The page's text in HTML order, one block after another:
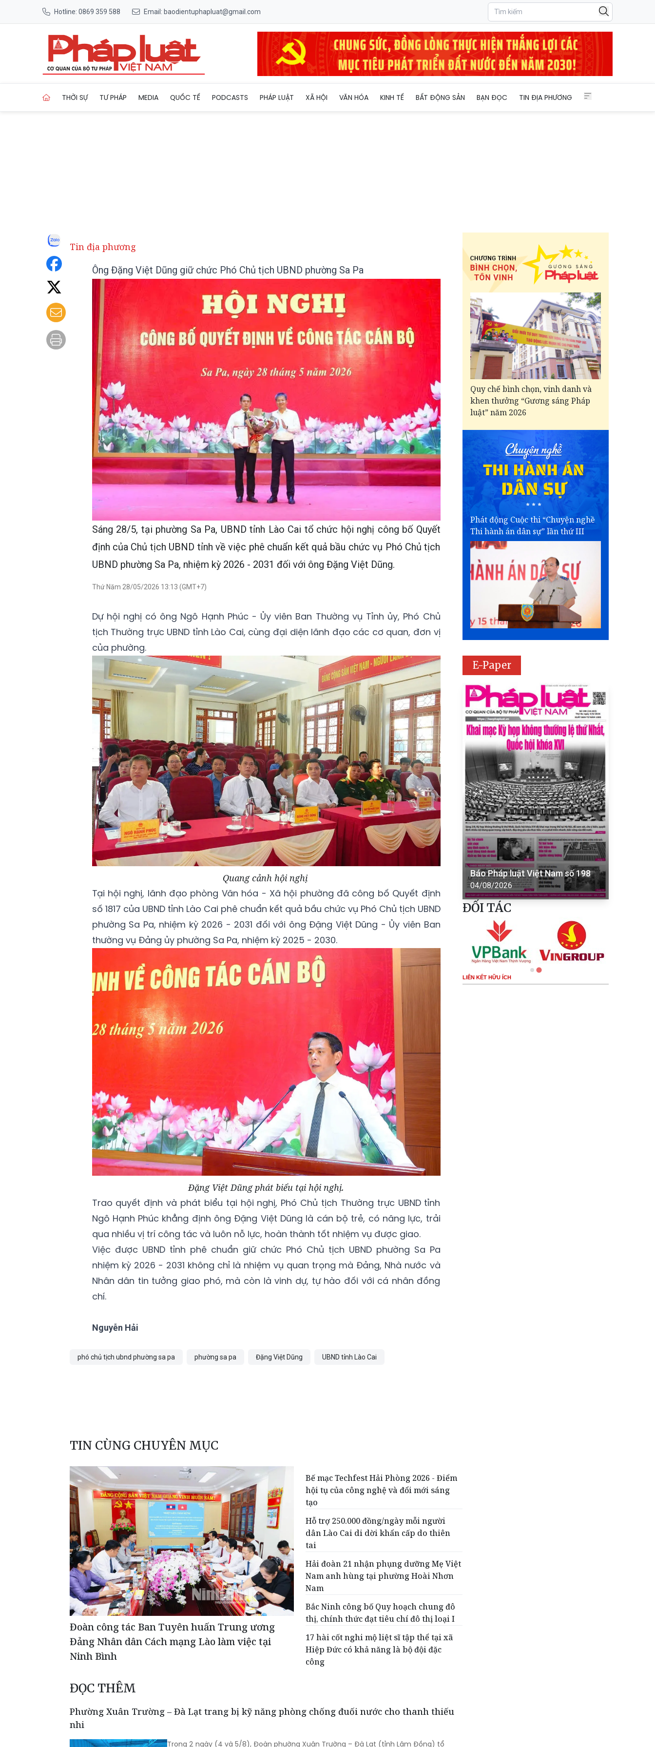
Hotline: 0869 359 588 Email: baodientuphapluat@gmail.com
THỜI SỰ TƯ PHÁP MEDIA QUỐC TẾ PODCASTS PHÁP LUẬT XÃ HỘI VĂN HÓA KINH TẾ BẤT ĐỘNG SẢN BẠN ĐỌC TIN ĐỊA PHƯƠNG
Tin địa phương
Ông Đặng Việt Dũng giữ chức Phó Chủ tịch UBND phường Sa Pa
Sáng 28/5, tại phường Sa Pa, UBND tỉnh Lào Cai tổ chức hội nghị công bố Quyết
định của Chủ tịch UBND tỉnh về việc phê chuẩn kết quả bầu chức vụ Phó Chủ tịch
UBND phường Sa Pa, nhiệm kỳ 2026 - 2031 đối với ông Đặng Việt Dũng.
Thứ Năm 28/05/2026 13:13 (GMT+7)
Dự hội nghị có ông Ngô Hạnh Phúc - Ủy viên Ban Thường vụ Tỉnh ủy, Phó Chủ
tịch Thường trực UBND tỉnh Lào Cai, cùng đại diện lãnh đạo các cơ quan, đơn vị
của phường.
Quang cảnh hội nghị
Tại hội nghị, lãnh đạo phòng Văn hóa - Xã hội phường đã công bố Quyết định
số 1817 của UBND tỉnh Lào Cai phê chuẩn kết quả bầu chức vụ Phó Chủ tịch UBND
phường Sa Pa, nhiệm kỳ 2026 - 2031 đối với ông Đặng Việt Dũng - Ủy viên Ban
thường vụ Đảng ủy phường Sa Pa, nhiệm kỳ 2025 - 2030.
Đặng Việt Dũng phát biểu tại hội nghị.
Trao quyết định và phát biểu tại hội nghị, Phó Chủ tịch Thường trực UBND tỉnh
Ngô Hạnh Phúc khẳng định ông Đặng Việt Dũng là cán bộ trẻ, có năng lực, trải
qua nhiều vị trí công tác và luôn nỗ lực, hoàn thành tốt nhiệm vụ được giao.
Việc được UBND tỉnh phê chuẩn giữ chức Phó Chủ tịch UBND phường Sa Pa
nhiệm kỳ 2026 - 2031 không chỉ là nhiệm vụ quan trọng mà Đảng, Nhà nước và
Nhân dân tin tưởng giao phó, mà còn là vinh dự, tự hào đối với cá nhân đồng
chí.
Nguyễn Hải
phó chủ tịch ubnd phường sa pa phường sa pa Đặng Việt Dũng UBND tỉnh Lào Cai
TIN CÙNG CHUYÊN MỤC
Đoàn công tác Ban Tuyên huấn Trung ương
Đảng Nhân dân Cách mạng Lào làm việc tại
Ninh Bình
Bế mạc Techfest Hải Phòng 2026 - Điểm
hội tụ của công nghệ và đổi mới sáng
tạo
Hỗ trợ 250.000 đồng/ngày mỗi người
dân Lào Cai di dời khẩn cấp do thiên
tai
Hải đoàn 21 nhận phụng dưỡng Mẹ Việt
Nam anh hùng tại phường Hoài Nhơn
Nam
Bắc Ninh công bố Quy hoạch chung đô
thị, chính thức đạt tiêu chí đô thị loại I
17 hài cốt nghi mộ liệt sĩ tập thể tại xã
Hiệp Đức có khả năng là bộ đội đặc
công
ĐỌC THÊM
Phường Xuân Trường – Đà Lạt trang bị kỹ năng phòng chống đuối nước cho thanh thiếu
nhi
Trong 2 ngày (4 và 5/8), Đoàn phường Xuân Trường – Đà Lạt (tỉnh Lâm Đồng) tổ
Quy chế bình chọn, vinh danh và
khen thưởng “Gương sáng Pháp
luật” năm 2026
Phát động Cuộc thi “Chuyện nghề
Thi hành án dân sự” lần thứ III
E-Paper
Báo Pháp luật Việt Nam số 198
04/08/2026
ĐỐI TÁC
LIÊN KẾT HỮU ÍCH